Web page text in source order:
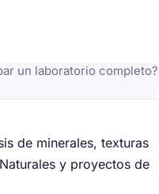
un laboratorio completo?
de minerales, texturas
y proyectos de